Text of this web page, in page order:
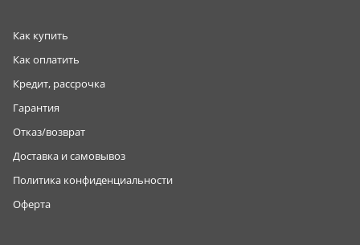
Как купить
Как оплатить
Кредит, рассрочка
Гарантия
Отказ/возврат
Доставка и самовывоз
Политика конфиденциальности
Оферта